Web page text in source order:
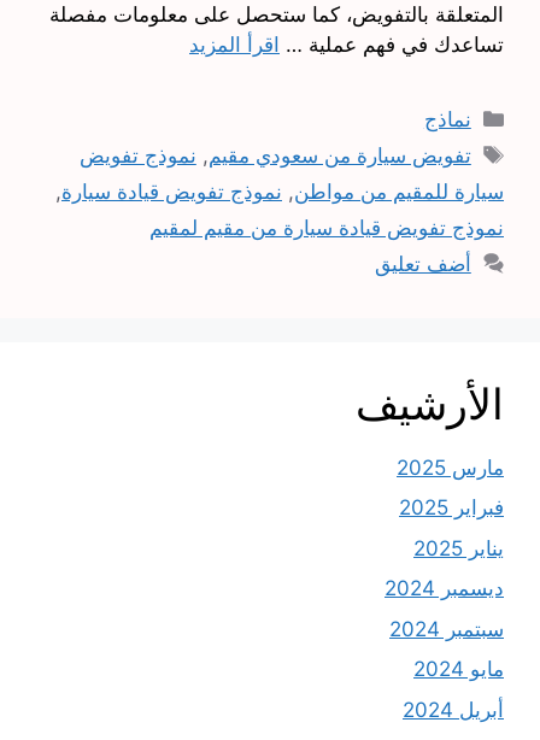
المتعلقة بالتفويض، كما ستحصل على معلومات مفصلة
تساعدك في فهم عملية … اقرأ المزيد
التصنيفات
نماذج
الوسوم
تفويض سيارة من سعودي مقيم, نموذج تفويض
سيارة للمقيم من مواطن, نموذج تفويض قيادة سيارة,
نموذج تفويض قيادة سيارة من مقيم لمقيم
أضف تعليق
الأرشيف
مارس 2025
فبراير 2025
يناير 2025
ديسمبر 2024
سبتمبر 2024
مايو 2024
أبريل 2024